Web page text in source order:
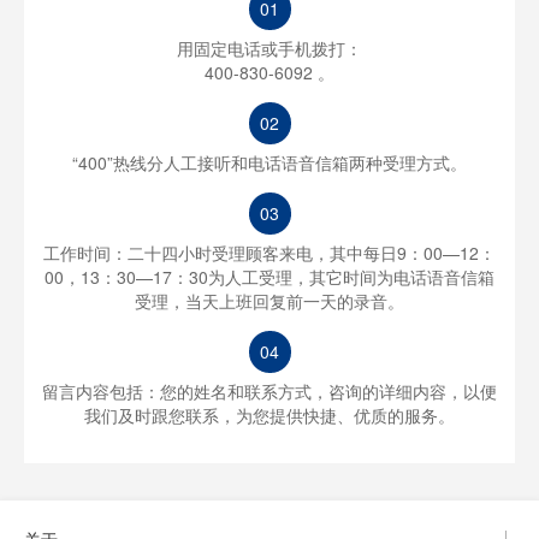
01
用固定电话或手机拨打：
400-830-6092 。
02
“400”热线分人工接听和电话语音信箱两种受理方式。
03
工作时间：二十四小时受理顾客来电，其中每日9：00—12：
00，13：30—17：30为人工受理，其它时间为电话语音信箱
受理，当天上班回复前一天的录音。
04
留言内容包括：您的姓名和联系方式，咨询的详细内容，以便
我们及时跟您联系，为您提供快捷、优质的服务。